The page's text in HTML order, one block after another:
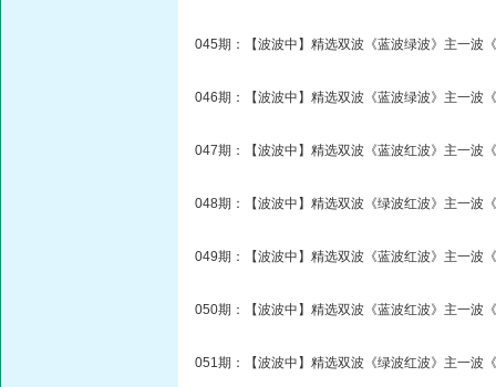
045期：【波波中】精选双波《蓝波绿波》主一波
046期：【波波中】精选双波《蓝波绿波》主一波
047期：【波波中】精选双波《蓝波红波》主一波
048期：【波波中】精选双波《绿波红波》主一波
049期：【波波中】精选双波《蓝波红波》主一波
050期：【波波中】精选双波《蓝波红波》主一波
051期：【波波中】精选双波《绿波红波》主一波